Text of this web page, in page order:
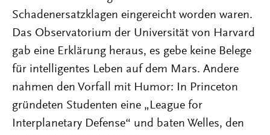
Schadenersatzklagen eingereicht worden waren.
Das Observatorium der Universität von Harvard
gab eine Erklärung heraus, es gebe keine Belege
für intelligentes Leben auf dem Mars. Andere
nahmen den Vorfall mit Humor: In Princeton
gründeten Studenten eine „League for
Interplanetary Defense“ und baten Welles, den